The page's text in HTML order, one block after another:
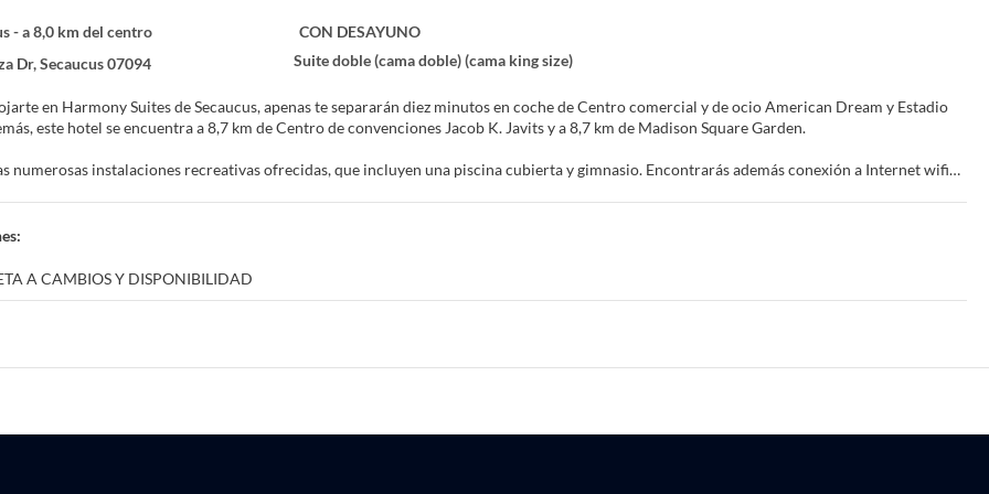
- a 8,0 km del centro
CON DESAYUNO
Dr, Secaucus 07094
Suite doble (cama doble) (cama king size)
en Harmony Suites de Secaucus, apenas te separarán diez minutos en coche de Centro comercial y de ocio American Dream y Estadio
Además, este hotel se encuentra a 8,7 km de Centro de convenciones Jacob K. Javits y a 8,7 km de Madison Square Garden.
numerosas instalaciones recreativas ofrecidas, que incluyen una piscina cubierta y gimnasio. Encontrarás además conexión a Internet wifi
agradable estancia en una de las 261 habitaciones con televisión LCD. La conexión wifi gratis te mantendrá en contacto con los tuyos.
A CAMBIOS Y DISPONIBILIDAD